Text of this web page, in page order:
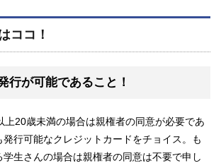
ココ！
行が可能であること！
上20歳未満の場合は親権者の同意が必要であ
行可能なクレジットカードをチョイス。も
生さんの場合は親権者の同意は不要で申し